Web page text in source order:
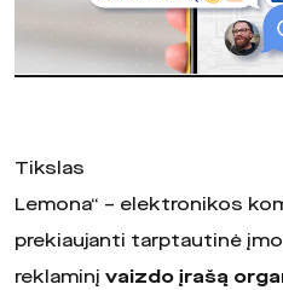
Tikslas
Lemona“ – elektronikos
prekiaujanti tarptautinė
reklaminįvaizdo įrašą